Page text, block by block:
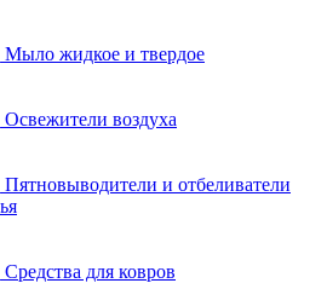
Мыло жидкое и твердое
Освежители воздуха
Пятновыводители и отбеливатели
Средства для ковров